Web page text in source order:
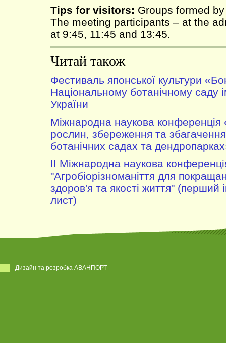
Tips for visitors: Groups formed
The meeting participants – at the
at 9:45, 11:45 and 13:45.
Читай також
Фестиваль японської культури
Національному ботанічному
України
Міжнародна наукова конференція
рослин, збереження та збагачення
ботанічних садах та
II Міжнародна наукова
"Агробіорізноманіття для
здоров'я та якості життя" (перший
лист)
Дизайн та розробка АВАНПОРТ